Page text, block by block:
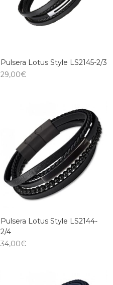
Pulsera Lotus Style LS2145-2/3
29,00€
Pulsera Lotus Style LS2144-
2/4
34,00€